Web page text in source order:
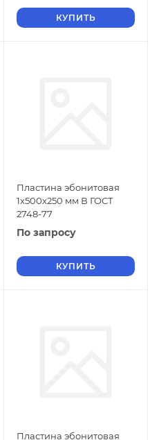
КУПИТЬ
Пластина эбонитовая
1х500х250 мм В ГОСТ
2748-77
По запросу
КУПИТЬ
Пластина эбонитовая